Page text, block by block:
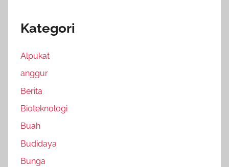
Kategori
Alpukat
anggur
Berita
Bioteknologi
Buah
Budidaya
Bunga